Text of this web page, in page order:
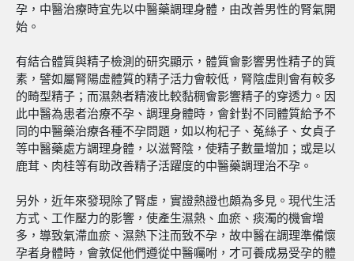
孕，中醫治療時宜先以中醫藥調理身體，由改善男性的腎氣開
始。
有結合體質與精子檢測的研究顯示，體質會影響男性精子的質
素，譬如屬腎陽虛體質的精子活力會較低，腎陰虛則會有較多
的畸型精子；而濕熱者精液比較黏稠會影響精子的穿透力。因
此中醫為患者治療不孕、調理身體時，會針對不同體質給予不
同的中醫藥治療各種不孕問題，如以枸杞子、菟絲子、女貞子
等中醫藥處方調理身體，以滋腎陰，使精子數量增加；或是以
鹿茸、肉桂等有助改善精子活躍度的中醫藥調理治不孕。
另外，近年來發現除了腎虛，實證熱證也頗為多見。現代生活
方式、工作壓力的影響，使產生濕熱、血瘀、痰濁的機會增
多，導致氣滯血瘀、濕熱下注而致不孕，故中醫在調理準備懷
孕者身體時，會敦促他們遵從中醫囑咐，才可養成易受孕的體